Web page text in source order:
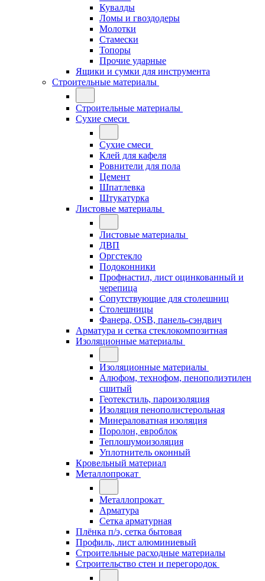
Кувалды
Ломы и гвоздодеры
Молотки
Стамески
Топоры
Прочие ударные
Ящики и сумки для инструмента
Строительные материалы
Строительные материалы
Сухие смеси
Сухие смеси
Клей для кафеля
Ровнители для пола
Цемент
Шпатлевка
Штукатурка
Листовые материалы
Листовые материалы
ДВП
Оргстекло
Подоконники
Профнастил, лист оцинкованный и
черепица
Сопутствующие для столешниц
Столешницы
Фанера, OSB, панель-сэндвич
Арматура и сетка стеклокомпозитная
Изоляционные материалы
Изоляционные материалы
Алюфом, технофом, пенополиэтилен
сшитый
Геотекстиль, пароизоляция
Изоляция пенополистерольная
Минераловатная изоляция
Поролон, евроблок
Теплошумоизоляция
Уплотнитель оконный
Кровельный материал
Металлопрокат
Металлопрокат
Арматура
Сетка арматурная
Плёнка п/э, сетка бытовая
Профиль, лист алюминиевый
Строительные расходные материалы
Строительство стен и перегородок